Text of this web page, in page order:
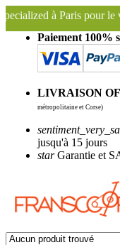
le vélo de Course,
Paiement 100%
LIVRAISON
métropolitaine et Corse)
jusqu'à 15 jours
starGarantie et